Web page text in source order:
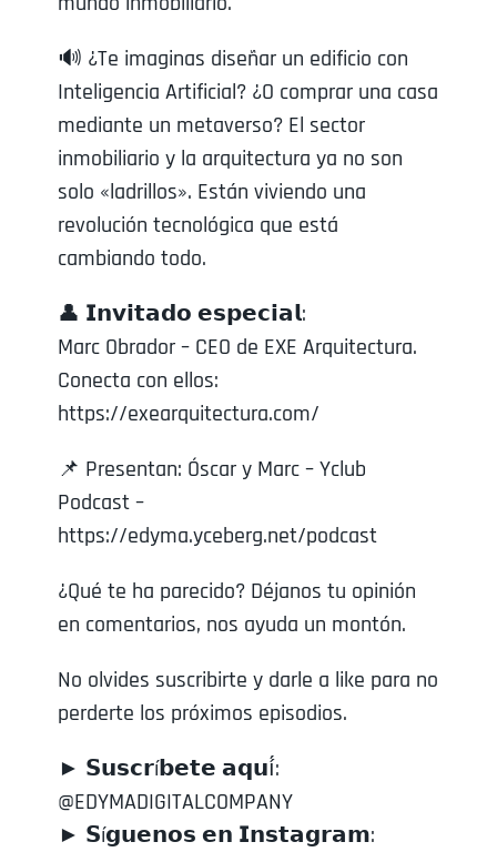
🔊 ¿Te imaginas diseñar un edificio con
Inteligencia Artificial? ¿O comprar una casa
mediante un metaverso? El sector
inmobiliario y la arquitectura ya no son
solo «ladrillos». Están viviendo una
revolución tecnológica que está
cambiando todo.
👤 𝗜𝗻𝘃𝗶𝘁𝗮𝗱𝗼 𝗲𝘀𝗽𝗲𝗰𝗶𝗮𝗹:
Marc Obrador – CEO de EXE Arquitectura.
Conecta con ellos:
https://exearquitectura.com/
📌 Presentan: Óscar y Marc – Yclub
Podcast –
https://edyma.yceberg.net/podcast
¿Qué te ha parecido? Déjanos tu opinión
en comentarios, nos ayuda un montón.
No olvides suscribirte y darle a like para no
perderte los próximos episodios.
► 𝗦𝘂𝘀𝗰𝗿í𝗯𝗲𝘁𝗲 𝗮𝗾𝘂í́:
@EDYMADIGITALCOMPANY
► 𝗦í𝗴𝘂𝗲𝗻𝗼𝘀 𝗲𝗻 𝗜𝗻𝘀𝘁𝗮𝗴𝗿𝗮𝗺: